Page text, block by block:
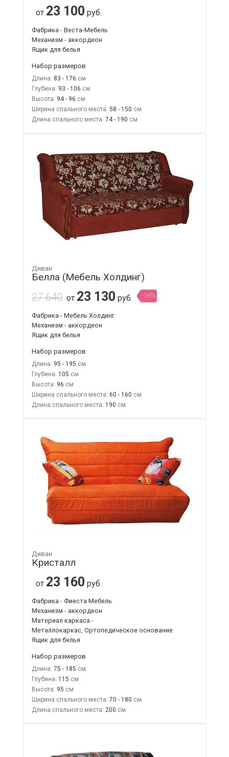
от 23 100 руб.
Фабрика - Веста-Мебель
Механизм - аккордеон
Ящик для белья
Набор размеров
Длина: 83 - 176
Глубина: 93 - 106
Высота: 94 - 96
Ширина спального места: 58 - 150
Длина спального места: 74 - 190
Диван
Белла (Мебель Холдинг)
27 640 от 23 130 руб. -16%
Фабрика - Мебель Холдинг
Механизм - аккордеон
Ящик для белья
Набор размеров
Длина: 95 - 195
Глубина: 105
Высота: 96
Ширина спального места: 60 - 160
Длина спального места: 190
Диван
Кристалл
от 23 160 руб.
Фабрика - Фиеста Мебель
Механизм - аккордеон
Материал каркаса -
Металлокаркас, Ортопедическое основание
Ящик для белья
Набор размеров
Длина: 75 - 185
Глубина: 115
Высота: 95
Ширина спального места: 70 - 180
Длина спального места: 200